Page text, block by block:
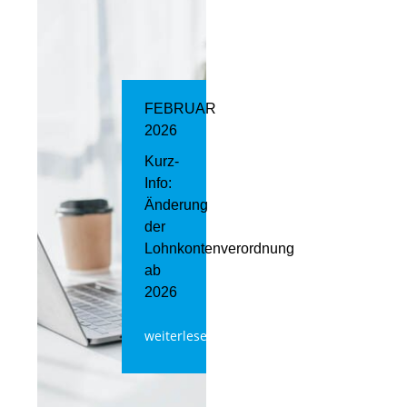
FEBRUAR
2026
Kurz-
Info:
Änderung
der
Lohnkontenverordnung
ab
2026
weiterlesen